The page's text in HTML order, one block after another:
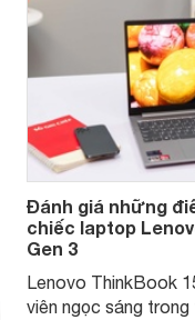
Đánh giá những
chiếc laptop
Gen 3
Lenovo ThinkBook
viên ngọc sáng